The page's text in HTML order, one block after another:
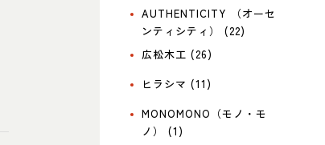
AUTHENTICITY （オーセ
ンティシティ） (22)
広松木工 (26)
ヒラシマ (11)
MONOMONO（モノ・モ
ノ） (1)